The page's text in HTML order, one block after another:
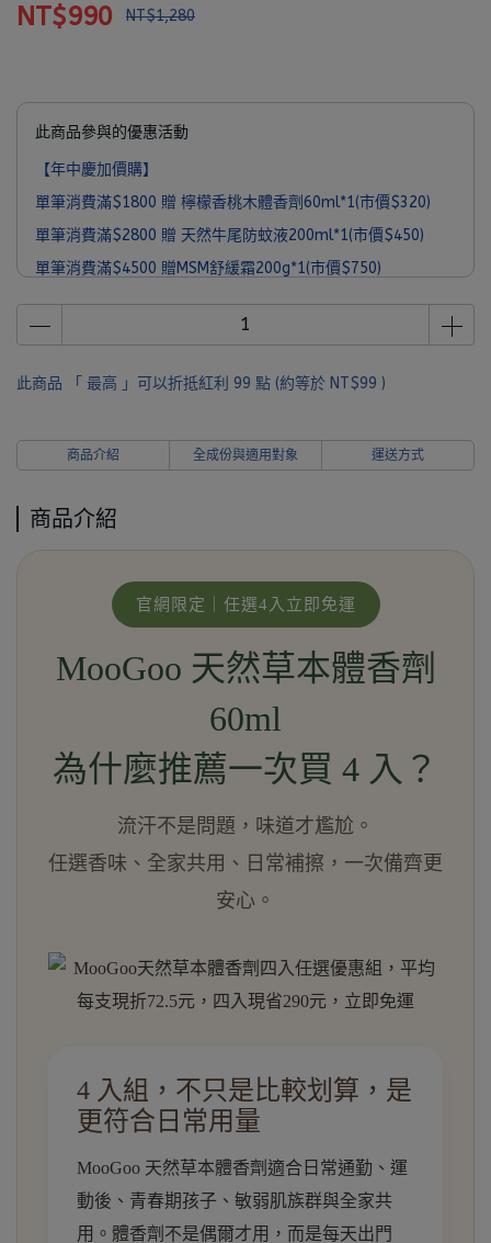
NT$990 NT$1,280
此商品參與的優惠活動
【年中慶加價購】
單筆消費滿$1800 贈 檸檬香桃木體香劑60ml*1(市價$320)
單筆消費滿$2800 贈 天然牛尾防蚊液200ml*1(市價$450)
單筆消費滿$4500 贈MSM舒緩霜200g*1(市價$750)
單筆消費滿$6000 贈 MooGoo經典旅行組*1(市價$1090)
此商品 「 最高 」可以折抵紅利 99 點 (約等於 NT$99 )
商品介紹 全成份與適用對象 運送方式
商品介紹
官網限定｜任選4入立即免運
MooGoo 天然草本體香劑
60ml
為什麼推薦一次買 4 入？
流汗不是問題，味道才尷尬。
任選香味、全家共用、日常補擦，一次備齊更
安心。
4 入組，不只是比較划算，是
更符合日常用量
MooGoo 天然草本體香劑適合日常通勤、運
動後、青春期孩子、敏弱肌族群與全家共
用。體香劑不是偶爾才用，而是每天出門